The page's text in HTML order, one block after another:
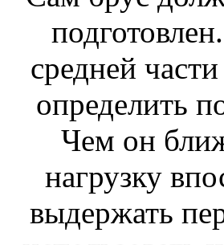
средней
определить
Чем он
нагрузку
выдержать